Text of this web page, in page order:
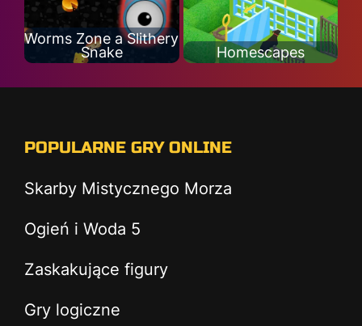
Worms Zone a Slithery
Snake
Homescapes
POPULARNE GRY ONLINE
Skarby Mistycznego Morza
Ogień i Woda 5
Zaskakujące figury
Gry logiczne